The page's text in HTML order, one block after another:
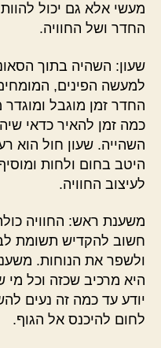
מעשי אלא גם יכול
החדר ושל החוויה.
שעון: השהיה בתוך
למעשה הפינים,
החדר זמן מוגבל
כמה זמן להאיר כדאי
השהייה. שעון חול הוא
היטב בחום ולחות
לעיצוב החוויה.
משענת ראש: החוויה
חשוב להקדיש תשומת
ולשפר את הנוחות.
היא מרכיב שכזה וכל מי
יודע עד כמה זה נעים
לחום להיכנס אל הגוף.